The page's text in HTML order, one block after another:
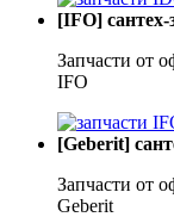
[IFO]
Запчасти от
IFO
[Geberit]
Запчасти от
Geberit